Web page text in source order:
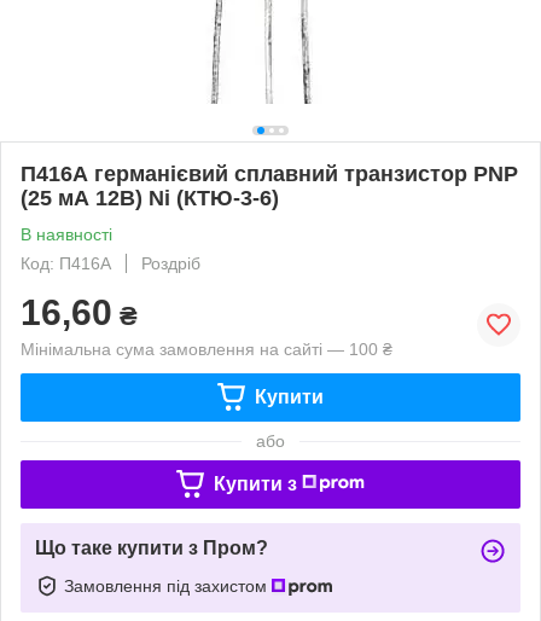
П416А германієвий сплавний транзистор PNP
(25 мА 12В) Ni (КТЮ-3-6)
В наявності
Код: П416А
Роздріб
16,60 ₴
Мінімальна сума замовлення на сайті — 100 ₴
Купити
або
Купити з
Що таке купити з Пром?
Замовлення під захистом